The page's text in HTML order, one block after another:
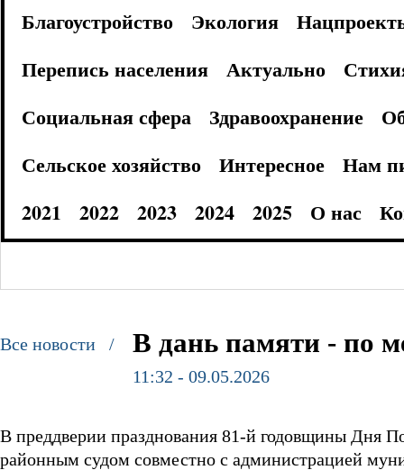
Благоустройство
Экология
Перепись населения
Актуально
Социальная сфера
Здравоохранение
Сельское хозяйство
Интересное
Нам
2021
2022 2023 2024 2025 О нас
Все новости / В дань памяти - по
11:32 - 09.05.2026
В преддверии празднования 81-й годовщины Дня
районным судом совместно с администрацией